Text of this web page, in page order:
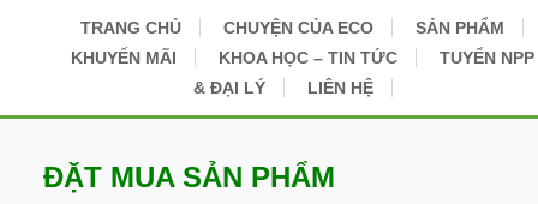
TRANG CHỦ CHUYỆN CỦA ECO
SẢN PHẨM
KHUYẾN MÃI
KHOA HỌC – TIN TỨC
TUYỂN NPP
& ĐẠI LÝ
LIÊN HỆ
ĐẶT MUA SẢN PHẨM